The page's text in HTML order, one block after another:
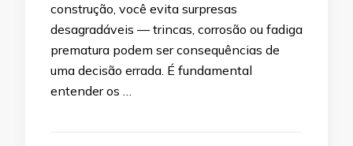
construção, você evita surpresas
desagradáveis — trincas, corrosão ou fadiga
prematura podem ser consequências de
uma decisão errada. É fundamental
entender os …